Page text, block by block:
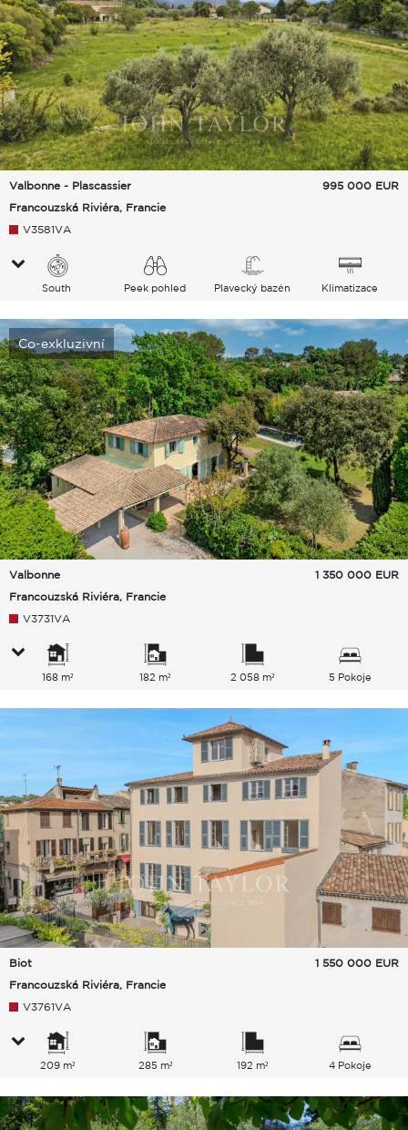
Valbonne - Plascassier
Francouzská Riviéra, Francie
995 000 EUR
V3581VA
South
Peek pohled
Plavecký bazén Klimatizace
Co-exkluzivní
Valbonne
Francouzská Riviéra, Francie
1 350 000 EUR
V3731VA
168 m² 182 m² 2 058 m² 5 Pokoje
Biot
Francouzská Riviéra, Francie
1 550 000 EUR
V3761VA
209 m² 285 m² 192 m² 4 Pokoje